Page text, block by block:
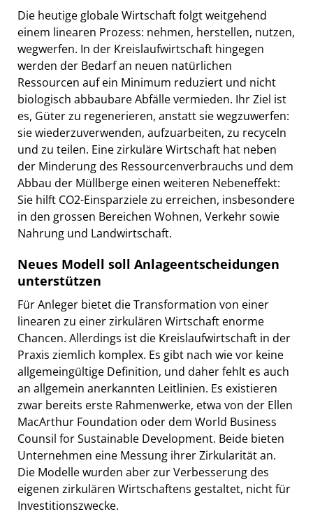
Die heutige globale Wirtschaft folgt weitgehend
einem linearen Prozess: nehmen, herstellen, nutzen,
wegwerfen. In der Kreislaufwirtschaft hingegen
werden der Bedarf an neuen natürlichen
Ressourcen auf ein Minimum reduziert und nicht
biologisch abbaubare Abfälle vermieden. Ihr Ziel ist
es, Güter zu regenerieren, anstatt sie wegzuwerfen:
sie wiederzuverwenden, aufzuarbeiten, zu recyceln
und zu teilen. Eine zirkuläre Wirtschaft hat neben
der Minderung des Ressourcenverbrauchs und dem
Abbau der Müllberge einen weiteren Nebeneffekt:
Sie hilft CO2-Einsparziele zu erreichen, insbesondere
in den grossen Bereichen Wohnen, Verkehr sowie
Nahrung und Landwirtschaft.
Neues Modell soll Anlageentscheidungen
unterstützen
Für Anleger bietet die Transformation von einer
linearen zu einer zirkulären Wirtschaft enorme
Chancen. Allerdings ist die Kreislaufwirtschaft in der
Praxis ziemlich komplex. Es gibt nach wie vor keine
allgemeingültige Definition, und daher fehlt es auch
an allgemein anerkannten Leitlinien. Es existieren
zwar bereits erste Rahmenwerke, etwa von der Ellen
MacArthur Foundation oder dem World Business
Counsil for Sustainable Development. Beide bieten
Unternehmen eine Messung ihrer Zirkularität an.
Die Modelle wurden aber zur Verbesserung des
eigenen zirkulären Wirtschaftens gestaltet, nicht für
Investitionszwecke.